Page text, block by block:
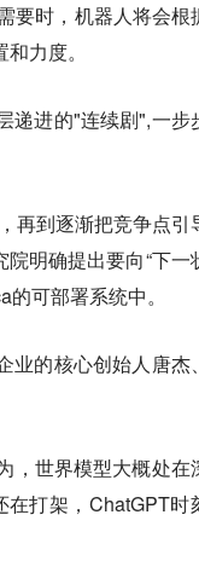
要时，机器人将会根
力度。
递进的"连续剧",一步
再到逐渐把竞争点引
明确提出要向“下一
可部署系统中。
业的核心创始人唐杰
， 世界模型大概处在
打架，ChatGPT时